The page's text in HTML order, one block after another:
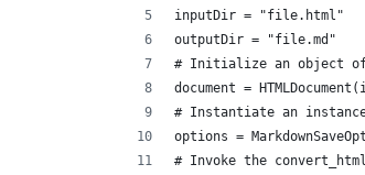
inputDir = "file.html"
outputDir = "file.md"
# Initialize an object of
document =
# Instantiate an instance
options =
# Invoke the